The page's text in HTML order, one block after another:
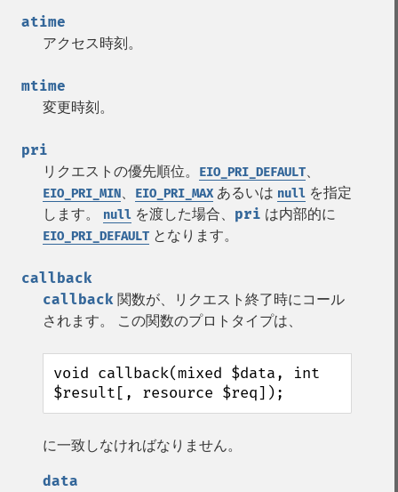
atime
アクセス時刻。
mtime
変更時刻。
pri
リクエストの優先順位。
EIO_PRI_DEFAULT、
EIO_PRI_MIN、 EIO_PRI_MAXあるいは null を指定
します。
null を渡した場合、 pri は内部的に
EIO_PRI_DEFAULT となります。
callback
callback 関数が、リクエスト終了時にコール
されます。 この関数のプロトタイプは、
void callback(mixed $data, int
$result[, resource $req]);
に一致しなければなりません。
data